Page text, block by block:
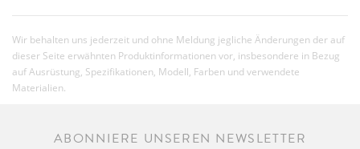
Wir behalten uns jederzeit und ohne Meldung jegliche Änderungen der auf
dieser Seite erwähnten Produktinformationen vor, insbesondere in Bezug
auf Ausrüstung, Spezifikationen, Modell, Farben und verwendete
Materialien.
ABONNIERE UNSEREN NEWSLETTER